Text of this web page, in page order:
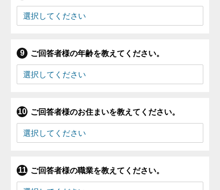
ご回答者様の年齢を教えてください。
ご回答者様のお住まいを教えてください。
ご回答者様の職業を教えてください。